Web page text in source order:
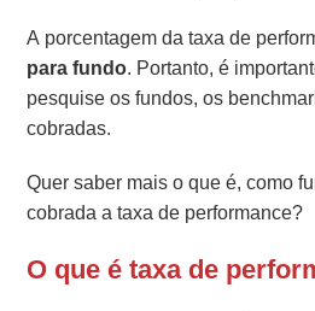
A porcentagem da taxa de
para fundo. Portanto, é
pesquise os fundos, os
cobradas.
Quer saber mais o que é, como
cobrada a taxa de performance?
O que é taxa de